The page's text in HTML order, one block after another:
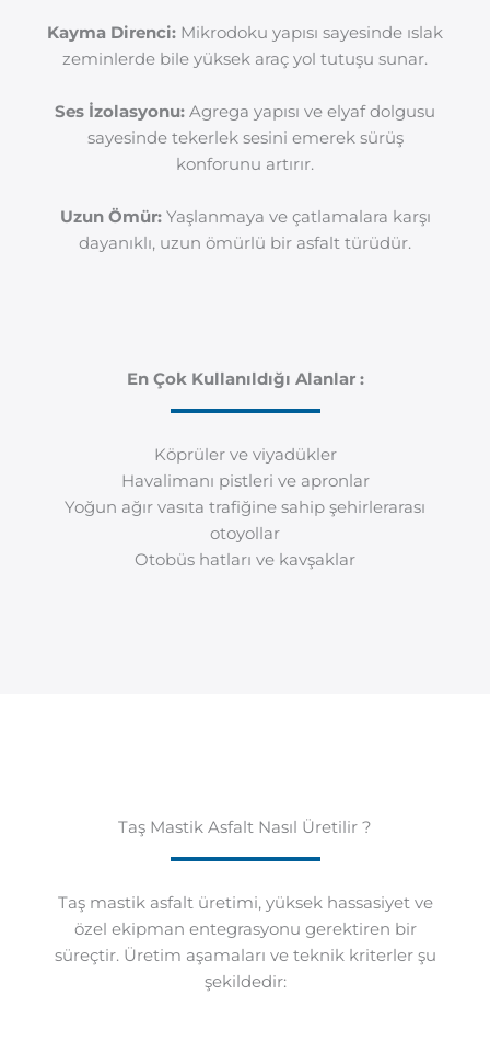
Kayma Direnci: Mikrodoku yapısı sayesinde ıslak
zeminlerde bile yüksek araç yol tutuşu sunar.
Ses İzolasyonu: Agrega yapısı ve elyaf dolgusu
sayesinde tekerlek sesini emerek sürüş
konforunu artırır.
Uzun Ömür:Yaşlanmaya ve çatlamalara karşı
dayanıklı, uzun ömürlü bir asfalt türüdür.
En Çok Kullanıldığı Alanlar :
Köprüler ve viyadükler
Havalimanı pistleri ve apronlar
Yoğun ağır vasıta trafiğine sahip şehirlerarası
otoyollar
Otobüs hatları ve kavşaklar
Taş Mastik Asfalt Nasıl Üretilir ?
Taş mastik asfalt üretimi, yüksek hassasiyet ve
özel ekipman entegrasyonu gerektiren bir
süreçtir. Üretim aşamaları ve teknik kriterler şu
şekildedir: